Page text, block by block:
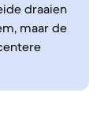
draaien
maar de